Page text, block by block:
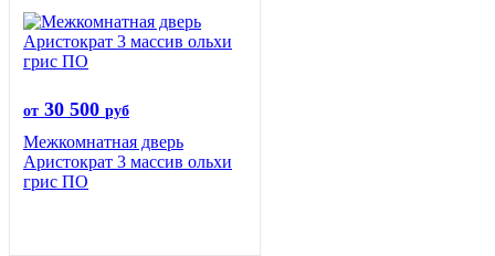
от 30 500 руб
Межкомнатная дверь
Аристократ 3 массив ольхи
грис ПО